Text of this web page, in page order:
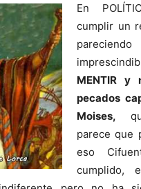
En
cumplir un
MENTIR y
pecados
Moises,
parece que
eso
cumplido,